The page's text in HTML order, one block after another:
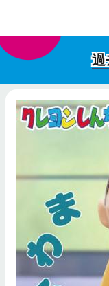
過